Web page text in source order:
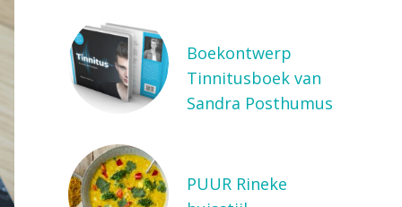
Boekontwerp
Tinnitusboek van
Sandra Posthumus
PUUR Rineke